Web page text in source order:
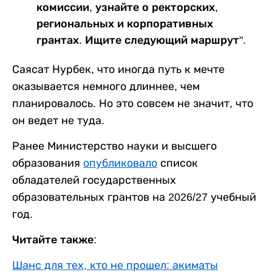
комиссии, узнайте о ректорских,
региональных и корпоративных
грантах. Ищите следующий маршрут".
Саясат Нурбек, что иногда путь к мечте
оказывается немного длиннее, чем
планировалось. Но это совсем не значит, что
он ведет не туда.
Ранее Министерство науки и высшего
образования опубликовало список
обладателей государственных
образовательных грантов на 2026/27 учебный
год.
Читайте также:
Шанс для тех, кто не прошел: акиматы